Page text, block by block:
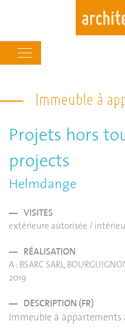
navigation
Immeuble à
Projets hors
projects
Helmdange
VISITES
extérieure autorisée /
RÉALISATION
A : BSARC SARL,
2019
DESCRIPTION (FR)
Immeuble à appartements